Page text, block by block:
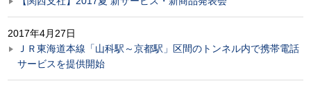
2017年4月27日
ＪＲ東海道本線「山科駅～京都駅」区間のトンネル内で携帯電話
サービスを提供開始